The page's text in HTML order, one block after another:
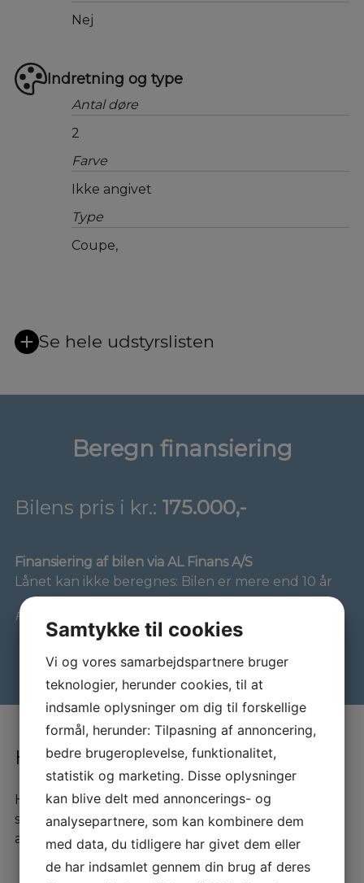
Nej
Indretning og type
Antal døre
2
Farve
Ikke angivet
Type
Coupe,
Se hele udstyrslisten
Beregn finansiering
Bilens pris i kr.: 175.000,-
Finansiering af bilen via AL Finans A/S
Lånet kan ikke beregnes: Bilen er mere end 10 år
Forbehold for indtastnings- og beregningsfejl
Hvad skriver andre om os?
Hos os kan du trygt handle. Vi har en TrustPilot
score på 4,9 stjerner og deraf over 330
anmeldelser. Det skal være trygt at handle bil.
Samtykke til cookies
Vi og vores samarbejdspartnere bruger
teknologier, herunder cookies, til at
indsamle oplysninger om dig til forskellige
formål, herunder: Tilpasning af annoncering,
bedre brugeroplevelse, funktionalitet,
statistik og marketing. Disse oplysninger
kan blive delt med annoncerings- og
analysepartnere, som kan kombinere dem
med data, du tidligere har givet dem eller
de har indsamlet gennem din brug af deres